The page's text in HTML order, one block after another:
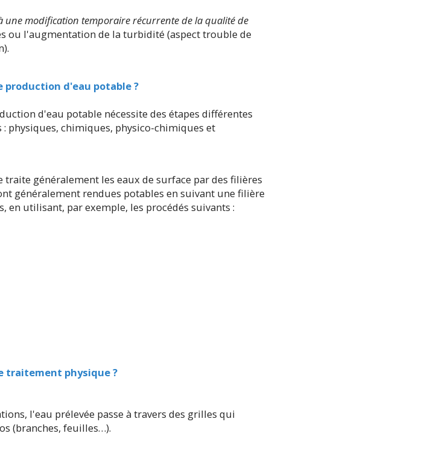
modification temporaire récurrente de la qualité de
ou l'augmentation de la turbidité (aspect trouble de
production d'eau potable ?
d'eau potable nécessite des étapes différentes
physiques, chimiques, physico-chimiques et
généralement les eaux de surface par des filières
généralement rendues potables en suivant une filière
en utilisant, par exemple, les procédés suivants :
traitement physique ?
l'eau prélevée passe à travers des grilles qui
(branches, feuilles…).